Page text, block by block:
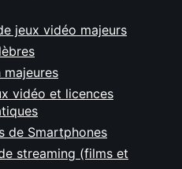
jeux vidéo majeurs
majeures
vidéo et licences
de Smartphones
streaming (films et